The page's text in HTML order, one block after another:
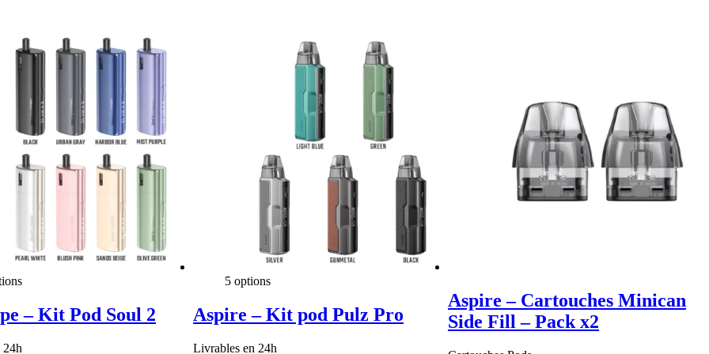
– Kit Pod Soul 2
24h
5 options
Aspire – Kit pod Pulz Pro
Livrables en 24h
Aspire – Cartouches Minican
Side Fill – Pack x2